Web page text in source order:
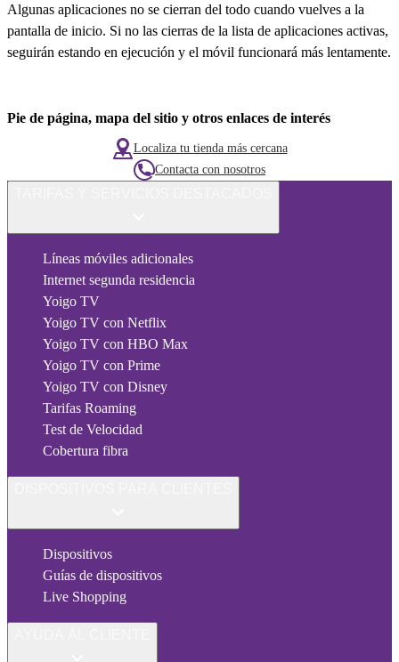
Algunas aplicaciones no se cierran del todo cuando vuelves a la
pantalla de inicio. Si no las cierras de la lista de aplicaciones activas,
seguirán estando en ejecución y el móvil funcionará más lentamente.
Pie de página, mapa del sitio y otros enlaces de interés
Localiza tu tienda más cercana
Contacta con nosotros
Líneas móviles adicionales
Internet segunda residencia
Yoigo TV
Yoigo TV con Netflix
Yoigo TV con HBO Max
Yoigo TV con Prime
Yoigo TV con Disney
Tarifas Roaming
Test de Velocidad
Cobertura fibra
Dispositivos
Guías de dispositivos
Live Shopping